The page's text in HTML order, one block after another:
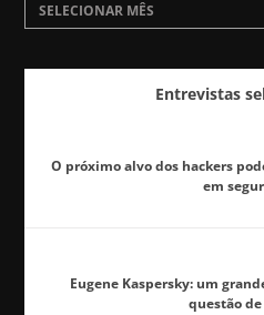
SELECIONAR MÊS
Entrevistas
O próximo alvo dos hackers
em
Eugene Kaspersky: um
questão